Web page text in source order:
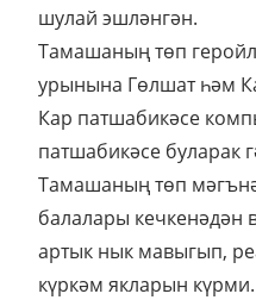
шулай эшләнгән.
Тамашаның төп
урынына Гөлшат һәм
Кар патшабикәсе
патшабикәсе буларак
Тамашаның төп
балалары кечкенәдән
артык нык мавыгып,
күркәм якларын күрми.